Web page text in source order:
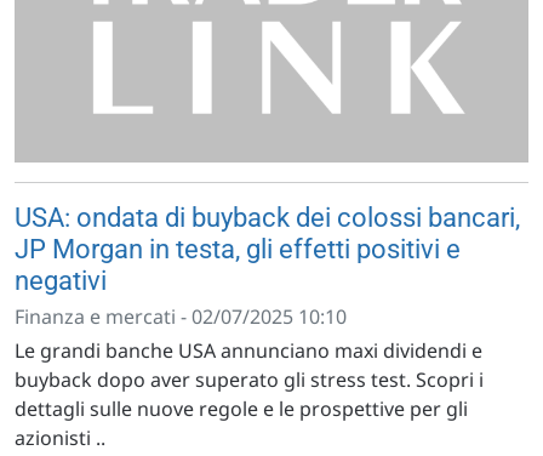
USA: ondata di buyback dei colossi bancari,
JP Morgan in testa, gli effetti positivi e
negativi
Finanza e mercati - 02/07/2025 10:10
Le grandi banche USA annunciano maxi dividendi e
buyback dopo aver superato gli stress test. Scopri i
dettagli sulle nuove regole e le prospettive per gli
azionisti ..